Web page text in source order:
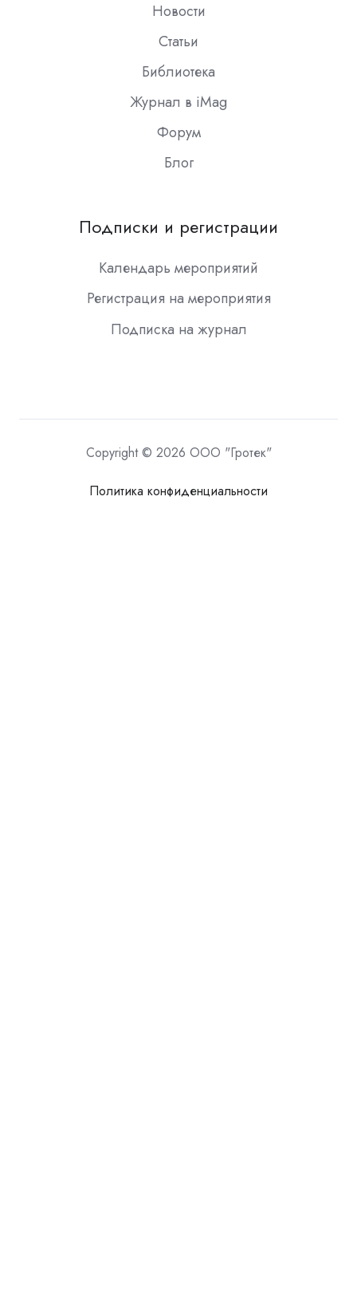
Новости
Статьи
Библиотека
Журнал в iMag
Форум
Блог
Подписки и регистрации
Календарь мероприятий
Регистрация на мероприятия
Подписка на журнал
Copyright © 2026 ООО "Гротек"
Политика конфиденциальности